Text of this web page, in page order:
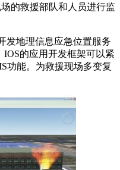
的救援部队和人员进行监
发地理信息应急位置服务
的应用开发框架可以紧
功能。为救援现场多变复